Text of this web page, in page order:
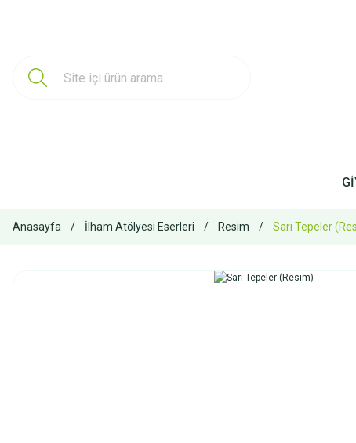
Anasayfa İlham Atölyesi Eserleri Resim Sarı Tepeler